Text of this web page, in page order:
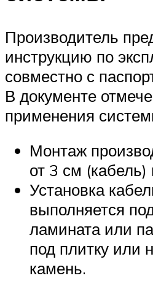
Производитель
инструкцию по
совместно с
В документе
применения
Монтаж
от 3 см
Установка
выполняется
ламината или
под плитку или
камень.